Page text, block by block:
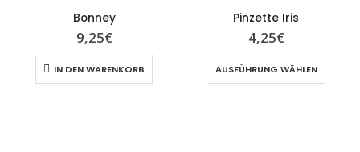
Bonney
9,25€
IN DEN WARENKORB
Pinzette Iris
4,25€
AUSFÜHRUNG WÄHLEN